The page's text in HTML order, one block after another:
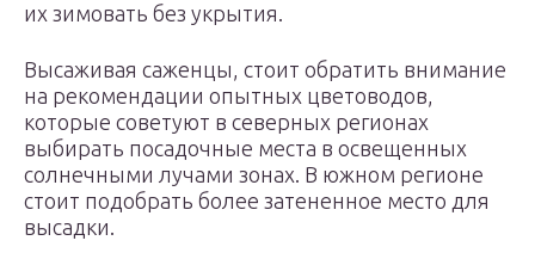
их зимовать без укрытия.
Высаживая саженцы, стоит обратить внимание
на рекомендации опытных цветоводов,
которые советуют в северных регионах
выбирать посадочные места в освещенных
солнечными лучами зонах. В южном регионе
стоит подобрать более затененное место для
высадки.